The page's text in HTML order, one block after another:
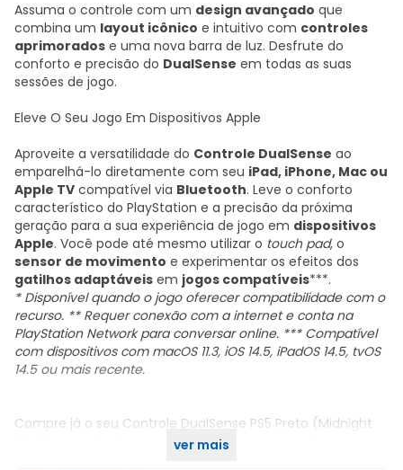
Assuma o controle com um design avançado que
combina um layout icônico e intuitivo com controles
aprimorados e uma nova barra de luz. Desfrute do
conforto e precisão do DualSense em todas as suas
sessões de jogo.
Eleve O Seu Jogo Em Dispositivos Apple
Aproveite a versatilidade do Controle DualSense ao
emparelhá-lo diretamente com seu iPad, iPhone, Mac ou
Apple TV compatível via Bluetooth. Leve o conforto
característico do PlayStation e a precisão da próxima
geração para a sua experiência de jogo em dispositivos
Apple. Você pode até mesmo utilizar o touch pad, o
sensor de movimento e experimentar os efeitos dos
gatilhos adaptáveis em jogos compatíveis***.
* Disponível quando o jogo oferecer compatibilidade com o
recurso. ** Requer conexão com a internet e conta na
PlayStation Network para conversar online. *** Compatível
com dispositivos com macOS 11.3, iOS 14.5, iPadOS 14.5, tvOS
14.5 ou mais recente.
Compre já o seu Controle DualSense PS5 Preto (Midnight
Black) no KaBuM! e garanta performance e estilo em suas
ver mais